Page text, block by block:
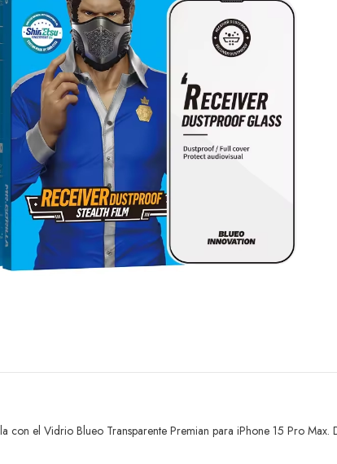
con el Vidrio Blueo Transparente Premian para iPhone 15 Pro